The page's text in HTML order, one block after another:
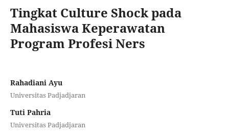
Tingkat Culture Shock pada
Mahasiswa Keperawatan
Program Profesi Ners
Rahadiani Ayu
Universitas Padjadjaran
Tuti Pahria
Universitas Padjadjaran